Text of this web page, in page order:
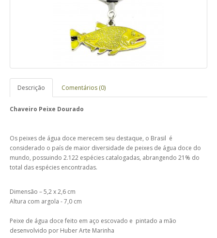
Descrição Comentários (0)
Chaveiro Peixe Dourado
Os peixes de água doce merecem seu destaque, o Brasil é
considerado o país de maior diversidade de peixes de água doce do
mundo, possuindo 2.122 espécies catalogadas, abrangendo 21% do
total das espécies encontradas.
Dimensão – 5,2 x 2,6 cm
Altura com argola - 7,0 cm
Peixe de água doce feito em aço escovado e pintado a mão
desenvolvido por Huber Arte Marinha